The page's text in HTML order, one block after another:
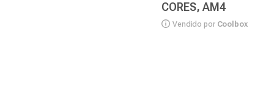
CORES, AM4
Vendido por Coolbox